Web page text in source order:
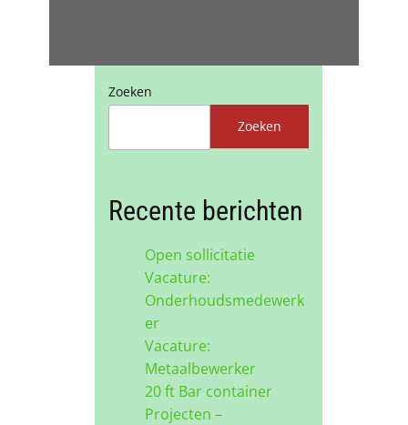
Zoeken
Zoeken
Recente berichten
Open sollicitatie
Vacature:
Onderhoudsmedewerk
er
Vacature:
Metaalbewerker
20 ft Bar container
Projecten –